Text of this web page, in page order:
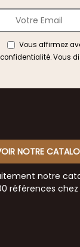
Vous affirmez
confidentialité. Vous
NOTRE
notre
références chez